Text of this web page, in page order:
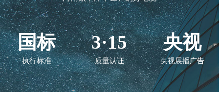
国标
执行标准
3·15
质量认证
央视
央视展播广告